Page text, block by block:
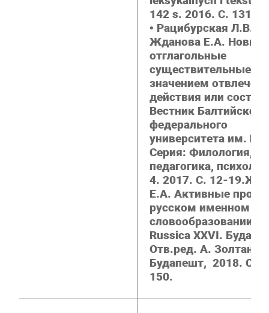
142 s. 2016. С. 131-
• Рацибурская Л.В.,
Жданова Е.А. Новые
отглагольные
существительные со
значением
действия или
Вестник Балтийского
федерального
университета им. И.
Серия: Филология,
педагогика,
4. 2017. С. 12-19.
Е.А. Активные
русском именном
словообразовании //
Russica XXVI.
Отв.ред. А. Золтан,
Будапешт, 2018. С.
150.